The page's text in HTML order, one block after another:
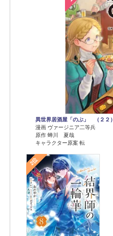
異世界居酒屋「のぶ」 （２２）
漫画 ヴァージニア二等兵
原作 蝉川 夏哉
キャラクター原案 転
2位